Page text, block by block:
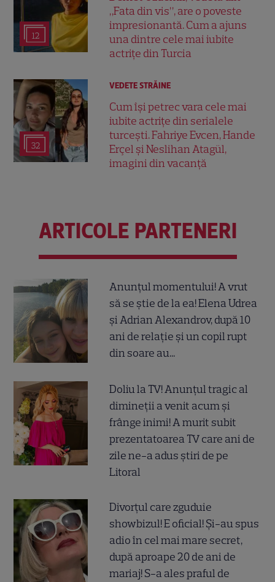
12
„Fata din vis”, are o poveste
impresionantă. Cum a ajuns
una dintre cele mai iubite
actrițe din Turcia
32
VEDETE STRĂINE
Cum își petrec vara cele mai
iubite actrițe din serialele
turcești. Fahriye Evcen, Hande
Erçel și Neslihan Atagül,
imagini din vacanță
ARTICOLE PARTENERI
Anunțul momentului! A vrut
să se știe de la ea! Elena Udrea
și Adrian Alexandrov, după 10
ani de relație și un copil rupt
din soare au...
Doliu la TV! Anunțul tragic al
dimineții a venit acum și
frânge inimi! A murit subit
prezentatoarea TV care ani de
zile ne-a adus știri de pe
Litoral
Divorțul care zguduie
showbizul! E oficial! Și-au spus
adio în cel mai mare secret,
după aproape 20 de ani de
mariaj! S-a ales praful de